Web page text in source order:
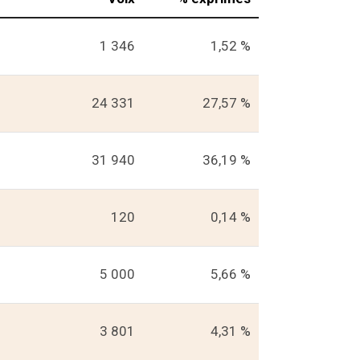
1 346 1,52 %
24 331 27,57 %
31 940 36,19 %
120 0,14 %
5 000 5,66 %
3 801 4,31 %